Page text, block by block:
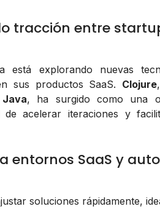
tracción entre
está explorando nuevas
sus productos SaaS. Clojure
, ha surgido como una
acelerar iteraciones y
entornos SaaS y
soluciones rápidamente,